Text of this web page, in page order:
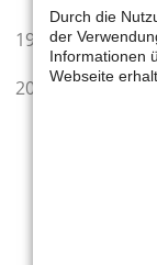
Ein
wird
Bei
Form eines
der
ist ohne
Für den
20,00 € zu
Durch die
der
Informationen
Webseite